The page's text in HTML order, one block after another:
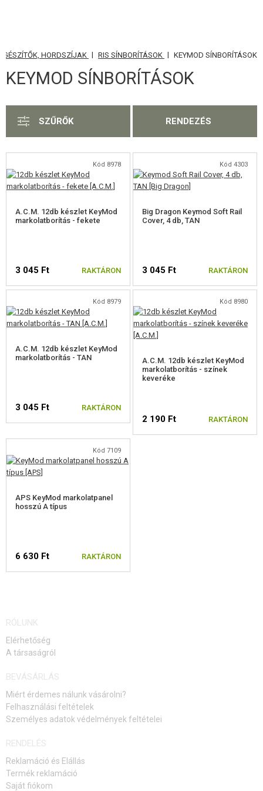
KATEGÓRIA
AIRSOFT FEGYVEREK
GRÁNÁTVETŐK, GRÁNÁTOK
AKKUMULÁTOROK, TÖLTŐK
TÁRAK
FELSZERELÉS, EGYENRUHA, TOKOK
RÁDIÓS, FEJHALLGATÓ, KAMERÁK
KIEGÉSZÍTŐK, HORDSZÍJAK
RIS SÍNBORÍTÁSOK
M-LOK SÍNBORÍTÁSOK
KEYMOD SÍNBORÍTÁSOK
HANGTOMPÍTÓ, LÁNGREJTŐ, ADAPTER
SZÍJAKASZTÓK
HORDSZÍJAK
PÓTALKATRÉSZEK FEGYVEREKHEZ
FEGYVER JAVÍTÁS ÉS KARBANTARTÁS
HORDSZÍJAK | RIS SÍNBORÍTÁSOK | KEYMOD SÍNBORÍTÁSOK
KEYMOD SÍNBORÍTÁSOK
SZŰRŐK RENDEZÉS
Kód 8978
A.C.M. 12db készlet KeyMod
markolatborítás - fekete
3 045 Ft RAKTÁRON
Kód 4303
Big Dragon Keymod Soft Rail
Cover, 4 db, TAN
3 045 Ft RAKTÁRON
Kód 8979
A.C.M. 12db készlet KeyMod
markolatborítás - TAN
3 045 Ft RAKTÁRON
Kód 8980
A.C.M. 12db készlet KeyMod
markolatborítás - színek
keveréke
2 190 Ft RAKTÁRON
Kód 7109
APS KeyMod markolatpanel
hosszú A típus
6 630 Ft RAKTÁRON
RÓLUNK
Elérhetőség
A társaságról
BEVÁSÁRLÁS
Miért érdemes nálunk vásárolni?
Felhasználási feltételek
Személyes adatok védelmények feltételei
RENDELÉS
Reklamáció és Elállás
Termék reklamáció
Saját fiókom